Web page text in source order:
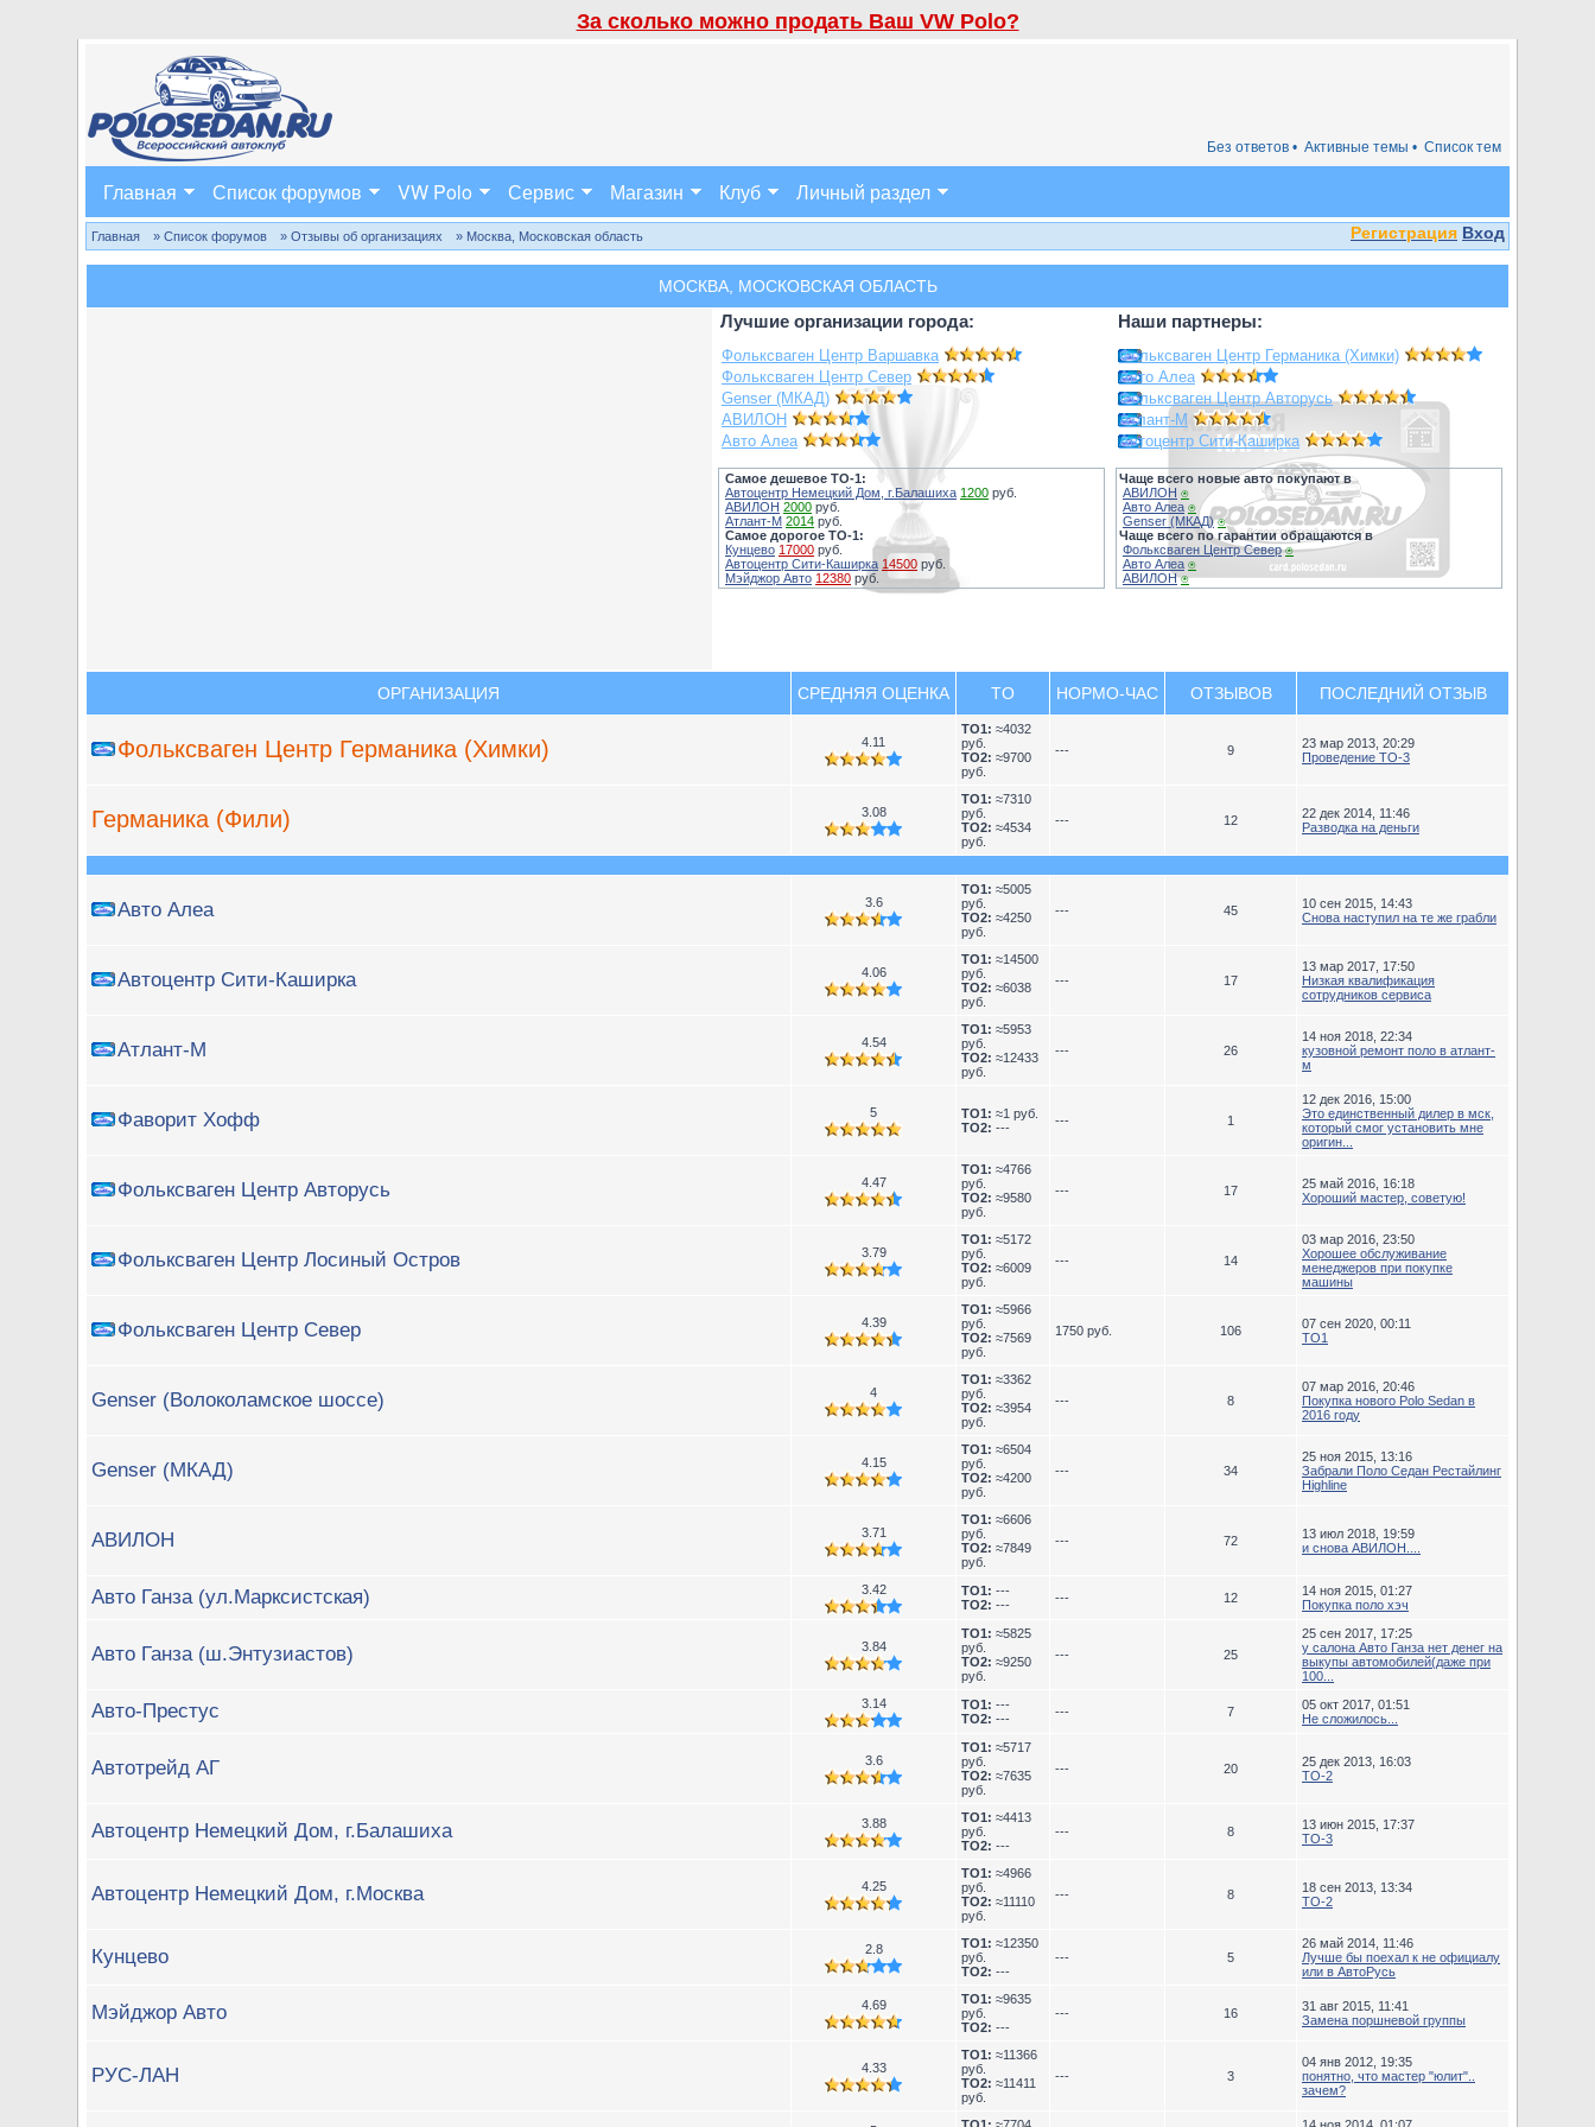
За сколько можно продать Ваш VW Polo?
Список тем
Активные темы •
Без ответов •
Главная Список форумов VW Polo Сервис Магазин Клуб Личный раздел
Регистрация Вход
Главная » Список форумов » Отзывы об организациях » Москва, Московская область
МОСКВА, МОСКОВСКАЯ ОБЛАСТЬ
Лучшие организации города:
Фольксваген Центр Варшавка
Фольксваген Центр Север
Genser (МКАД)
АВИЛОН
Авто Алеа
Самое дешевое ТО-1:
Автоцентр Немецкий Дом, г.Балашиха 1200 руб.
АВИЛОН 2000 руб.
Атлант-М 2014 руб.
Самое дорогое ТО-1:
Кунцево 17000 руб.
Автоцентр Сити-Каширка 14500 руб.
Мэйджор Авто 12380 руб.
Наши партнеры:
Фольксваген Центр Германика (Химки)
Авто Алеа
Фольксваген Центр Авторусь
Атлант-М
Автоцентр Сити-Каширка
Чаще всего новые авто покупают в
АВИЛОН ⍟
Авто Алеа ⍟
Genser (МКАД) ⍟
Чаще всего по гарантии обращаются в
Фольксваген Центр Север ⍟
Авто Алеа ⍟
АВИЛОН ⍟
ОРГАНИЗАЦИЯ СРЕДНЯЯ ОЦЕНКА TO НОРМО-ЧАС ОТЗЫВОВ ПОСЛЕДНИЙ ОТЗЫВ
Фольксваген Центр Германика (Химки) 4.11
TO1: ≈4032
руб.
TO2: ≈9700
руб.
--- 9
23 мар 2013, 20:29
Проведение ТО-3
Германика (Фили) 3.08
TO1: ≈7310
руб.
TO2: ≈4534
руб.
--- 12
22 дек 2014, 11:46
Разводка на деньги
Авто Алеа 3.6
TO1: ≈5005
руб.
TO2: ≈4250
руб.
--- 45
10 сен 2015, 14:43
Снова наступил на те же грабли
Автоцентр Сити-Каширка 4.06
TO1: ≈14500
руб.
TO2: ≈6038
руб.
--- 17
13 мар 2017, 17:50
Низкая квалификация
сотрудников сервиса
Атлант-М 4.54
TO1: ≈5953
руб.
TO2: ≈12433
руб.
--- 26
14 ноя 2018, 22:34
кузовной ремонт поло в атлант-
м
Фаворит Хофф 5 TO1: ≈1 руб.
TO2: --- --- 1
12 дек 2016, 15:00
Это единственный дилер в мск,
который смог установить мне
оригин...
Фольксваген Центр Авторусь 4.47
TO1: ≈4766
руб.
TO2: ≈9580
руб.
--- 17
25 май 2016, 16:18
Хороший мастер, советую!
Фольксваген Центр Лосиный Остров 3.79
TO1: ≈5172
руб.
TO2: ≈6009
руб.
--- 14
03 мар 2016, 23:50
Хорошее обслуживание
менеджеров при покупке
машины
Фольксваген Центр Север 4.39
TO1: ≈5966
руб.
TO2: ≈7569
руб.
1750 руб. 106
07 сен 2020, 00:11
ТО1
Genser (Волоколамское шоссе) 4
TO1: ≈3362
руб.
TO2: ≈3954
руб.
--- 8
07 мар 2016, 20:46
Покупка нового Polo Sedan в
2016 году
Genser (МКАД) 4.15
TO1: ≈6504
руб.
TO2: ≈4200
руб.
--- 34
25 ноя 2015, 13:16
Забрали Поло Седан Рестайлинг
Highline
АВИЛОН 3.71
TO1: ≈6606
руб.
TO2: ≈7849
руб.
--- 72
13 июл 2018, 19:59
и снова АВИЛОН....
Авто Ганза (ул.Марксистская) 3.42 TO1: ---
TO2: --- --- 12
14 ноя 2015, 01:27
Покупка поло хэч
Авто Ганза (ш.Энтузиастов) 3.84
TO1: ≈5825
руб.
TO2: ≈9250
руб.
--- 25
25 сен 2017, 17:25
у салона Авто Ганза нет денег на
выкупы автомобилей(даже при
100...
Авто-Престус 3.14 TO1: ---
TO2: --- --- 7
05 окт 2017, 01:51
Не сложилось...
Автотрейд АГ 3.6
TO1: ≈5717
руб.
TO2: ≈7635
руб.
--- 20
25 дек 2013, 16:03
ТО-2
Автоцентр Немецкий Дом, г.Балашиха 3.88 TO1: ≈4413
руб.
TO2: ---
--- 8
13 июн 2015, 17:37
ТО-3
Автоцентр Немецкий Дом, г.Москва 4.25
TO1: ≈4966
руб.
TO2: ≈11110
руб.
--- 8
18 сен 2013, 13:34
TO-2
Кунцево 2.8 TO1: ≈12350
руб.
TO2: ---
--- 5
26 май 2014, 11:46
Лучше бы поехал к не официалу
или в АвтоРусь
Мэйджор Авто 4.69 TO1: ≈9635
руб.
TO2: ---
--- 16
31 авг 2015, 11:41
Замена поршневой группы
РУС-ЛАН 4.33
TO1: ≈11366
руб.
TO2: ≈11411
руб.
--- 3
04 янв 2012, 19:35
понятно, что мастер "юлит"..
зачем?